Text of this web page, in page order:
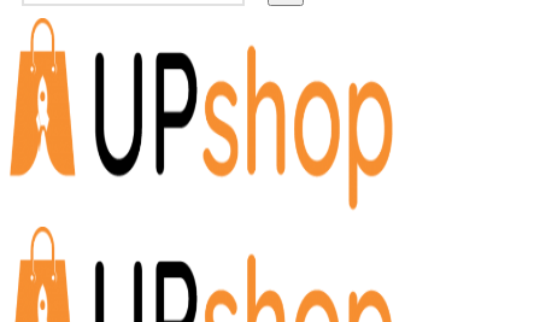
Input
Search